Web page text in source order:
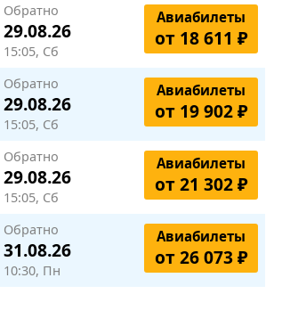
Обратно
29.08.26
15:05, Сб
Авиабилеты
от 18 611 ₽
Обратно
29.08.26
15:05, Сб
Авиабилеты
от 19 902 ₽
Обратно
29.08.26
15:05, Сб
Авиабилеты
от 21 302 ₽
Обратно
31.08.26
10:30, Пн
Авиабилеты
от 26 073 ₽